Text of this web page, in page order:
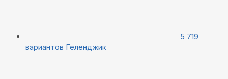
5 719
вариантов Геленджик